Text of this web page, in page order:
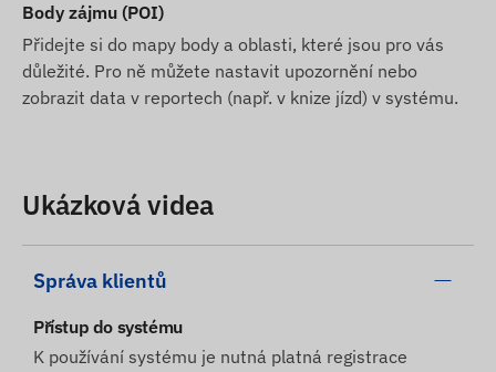
Body zájmu (POI)
Přidejte si do mapy body a oblasti, které jsou pro vás
důležité. Pro ně můžete nastavit upozornění nebo
zobrazit data v reportech (např. v knize jízd) v systému.
Ukázková videa
Správa klientů
Přístup do systému
K používání systému je nutná platná registrace